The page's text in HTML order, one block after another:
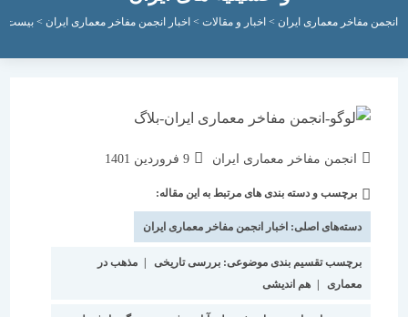
مفاخر معماری ایران > اخبار و مقالات>اخبار انجمن مفاخر معماری ایران > بیست و
انجمن مفاخر معماری ایران
نوشته
شده
است:
9 فروردین 1401
برچسب و دسته بندی های مرتبط به این مقاله:
دسته‌های اصلی:اخبار انجمن مفاخر معماری ایران
برچسب تقسیم بندی موضوعی:بررسی تاریخی | مذهب در
| هم اندیشی